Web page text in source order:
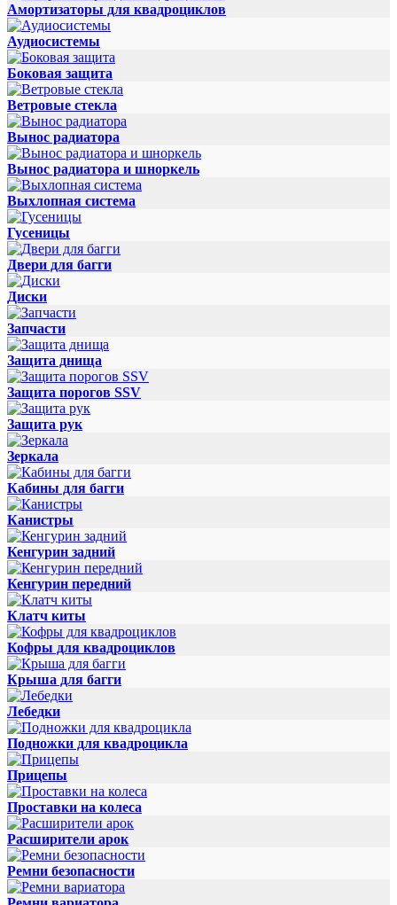
Амортизаторы для квадроциклов
Аудиосистемы
Боковая защита
Ветровые стекла
Вынос радиатора
Вынос радиатора и шноркель
Выхлопная система
Гусеницы
Двери для багги
Диски
Запчасти
Защита днища
Защита порогов SSV
Защита рук
Зеркала
Кабины для багги
Канистры
Кенгурин задний
Кенгурин передний
Клатч киты
Кофры для квадроциклов
Крыша для багги
Лебедки
Подножки для квадроцикла
Прицепы
Проставки на колеса
Расширители арок
Ремни безопасности